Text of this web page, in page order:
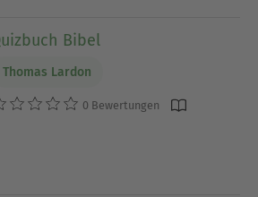
Bibel
Thomas Lardon
0 Bewertungen